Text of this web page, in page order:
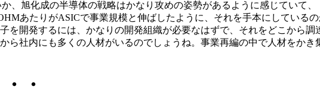
、旭化成の半導体の戦略はかなり攻めの姿勢があるように感じていて、
あたりがASICで事業規模と伸ばしたように、それを手本にしているの
を開発するには、かなりの開発組織が必要なはずで、それをどこから調
ら社内にも多くの人材がいるのでしょうね。事業再編の中で人材をかき
・